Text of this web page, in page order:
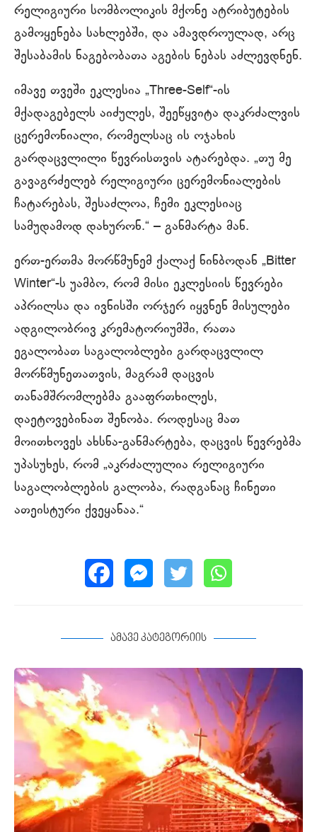
რელიგიური სომბოლიკის მქონე ატრიბუტების
გამოყენება სახლებში, და ამავდროულად, არც
შესაბამის ნაგებობათა აგების ნებას აძლევდნენ.
იმავე თვეში ეკლესია „Three-Self“-ის
მქადაგებელს აიძულეს, შეეწყვიტა დაკრძალვის
ცერემონიალი, რომელსაც ის ოჯახის
გარდაცვლილი წევრისთვის ატარებდა. „თუ მე
გავაგრძელებ რელიგიური ცერემონიალების
ჩატარებას, შესაძლოა, ჩემი ეკლესიაც
სამუდამოდ დახურონ.“ – განმარტა მან.
ერთ-ერთმა მორწმუნემ ქალაქ ნინბოდან „Bitter
Winter“-ს უამბო, რომ მისი ეკლესიის წევრები
აპრილსა და ივნისში ორჯერ იყვნენ მისულები
ადგილობრივ კრემატორიუმში, რათა
ეგალობათ საგალობლები გარდაცვლილ
მორწმუნეთათვის, მაგრამ დაცვის
თანამშრომლებმა გააფრთხილეს,
დაეტოვებინათ შენობა. როდესაც მათ
მოითხოვეს ახსნა-განმარტება, დაცვის წევრებმა
უპასუხეს, რომ „აკრძალულია რელიგიური
საგალობლების გალობა, რადგანაც ჩინეთი
ათეისტური ქვეყანაა.“
ამავე კატეგორიის